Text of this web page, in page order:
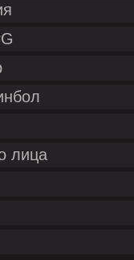
лица